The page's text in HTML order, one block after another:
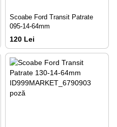
Scoabe Ford Transit Patrate
095-14-64mm
120 Lei